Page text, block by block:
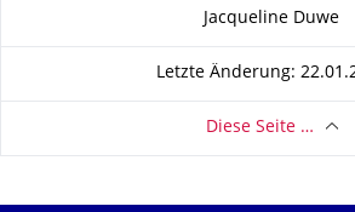
Jacqueline Duwe
Letzte Änderung:
Diese Seite …